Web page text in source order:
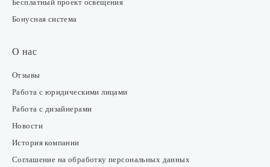
Бесплатный проект освещения
Бонусная система
О нас
Отзывы
Работа с юридическими лицами
Работа с дизайнерами
Новости
История компании
Соглашение на обработку персональных данных